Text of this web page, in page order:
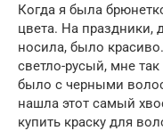
Когда я была
цвета. На праздники,
носила, было
светло-русый, мне
было с черными
нашла этот самый
купить краску для